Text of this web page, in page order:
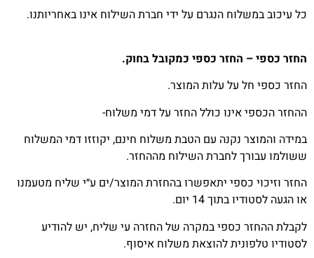
כל עיכוב במשלוח הנגרם על ידי חברת השילוח אינו באחריותנו.
החזר כספי – החזר כספי כמקובל בחוק.
החזר כספי חל על עלות המוצר.
ההחזר הכספי אינו כולל החזר על דמי משלוח-
במידה והמוצר נקנה עם הטבת משלוח חינם, יקוזזו דמי המשלוח
ששולמו עבורך לחברת השילוח מההחזר.
החזר וזיכוי כספי יתאפשרו בהחזרת המוצר/ים ע״י שליח מטעמנו
או הגעה לסטודיו בתוך 14 יום.
לקבלת ההחזר כספי במקרה של החזרה עי שליח, יש להודיע
לסטודיו טלפונית להוצאת משלוח איסוף.